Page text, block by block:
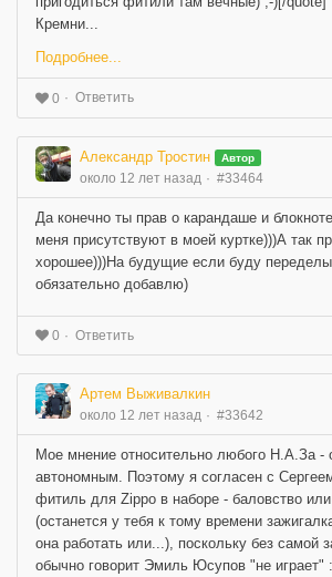
Кремни...
Подробнее...
0 Ответить
Александр Тростин Автор
около 12 лет назад #33464
Да конечно ты прав о карандаше и
меня присутствуют в моей куртке)))А так
хорошее)))На будущие если буду
обязательно добавлю)
0 Ответить
Артем Выживалкин
около 12 лет назад #33642
Мое мнение относительно любого Н.А.За -
автономным. Поэтому я согласен с
фитиль для Zippo в наборе - баловство или
(останется у тебя к тому времени
она работать или...), поскольку без самой
обычно говорит Эмиль Юсупов "не играет"